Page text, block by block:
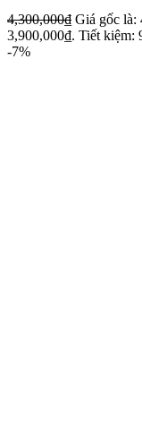
4,300,000₫ Giá gốc là:
3,900,000₫. Tiết kiệm:
-7%